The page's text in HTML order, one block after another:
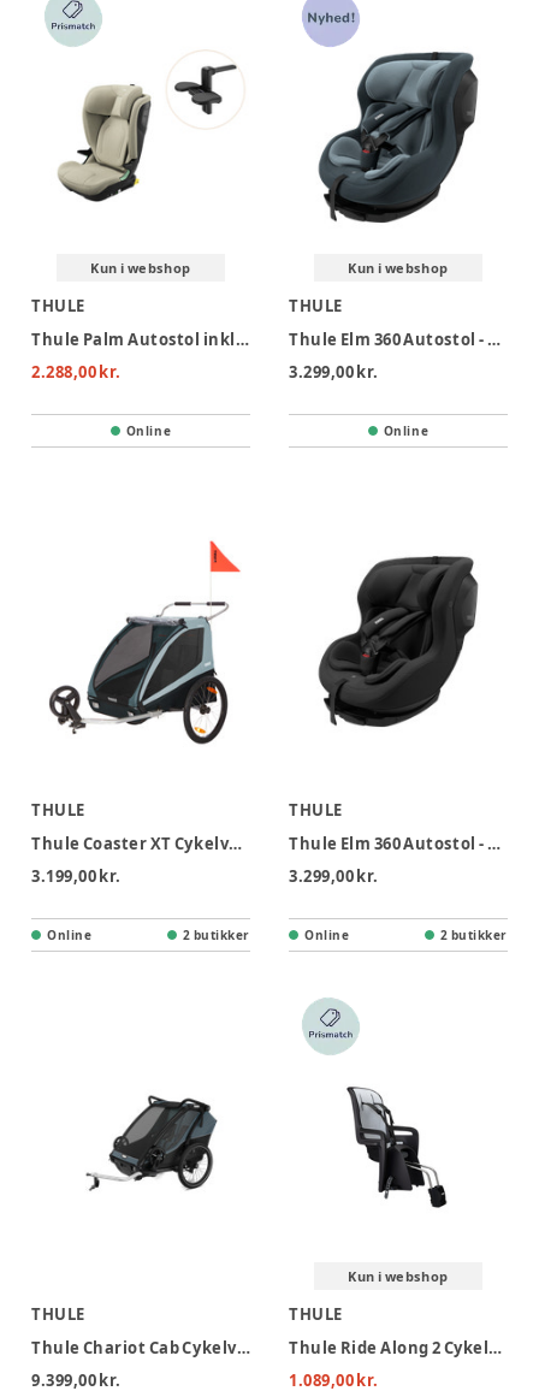
Kun i webshop
THULE
Thule Palm Autostol inkl. footrest - Beige
2.288,00 kr.
Online
Kun i webshop
THULE
Thule Elm 360 Autostol - Darkest Blue
3.299,00 kr.
Online
THULE
Thule Coaster XT Cykelvogn - Blue
3.199,00 kr.
Online 2 butikker
THULE
Thule Elm 360 Autostol - Black
3.299,00 kr.
Online 2 butikker
THULE
Thule Chariot Cab Cykelvogn - Dark Slate
9.399,00 kr.
Kun i webshop
THULE
Thule Ride Along 2 Cykelstol - Stelmonteret - Dark Grey
1.089,00 kr.